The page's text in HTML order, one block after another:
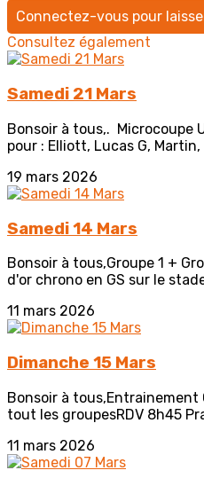
Connectez-vous pour
Consultez également
Samedi 21 Mars
Bonsoir à tous,. Microcoupe
pour : Elliott, Lucas G, Martin,
19 mars 2026
Samedi 14 Mars
Bonsoir à tous,Groupe 1 +
d'or chrono en GS sur le
11 mars 2026
Dimanche 15 Mars
Bonsoir à tous,Entrainement
tout les groupesRDV 8h45
11 mars 2026